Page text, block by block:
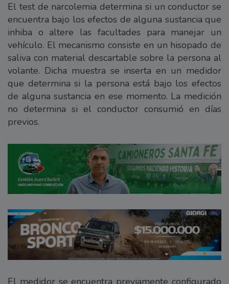
El test de narcolemia determina si un conductor se
encuentra bajo los efectos de alguna sustancia que
inhiba o altere las facultades para manejar un
vehículo. El mecanismo consiste en un hisopado de
saliva con material descartable sobre la persona al
volante. Dicha muestra se inserta en un medidor
que determina si la persona está bajo los efectos
de alguna sustancia en ese momento. La medición
no determina si el conductor consumió en días
previos.
El medidor se encuentra previamente configurado